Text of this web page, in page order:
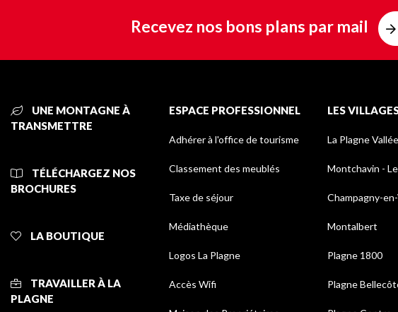
Recevez nos bons plans par mail
UNE MONTAGNE À
TRANSMETTRE
TÉLÉCHARGEZ NOS
BROCHURES
LA BOUTIQUE
TRAVAILLER À LA
PLAGNE
ESPACE PROFESSIONNEL
Adhérer à l'office de tourisme
Classement des meublés
Taxe de séjour
Médiathèque
Logos La Plagne
Accès Wifi
LES
La Plagne Vallée
Montchavin -
Champagny-
Montalbert
Plagne 1800
Plagne